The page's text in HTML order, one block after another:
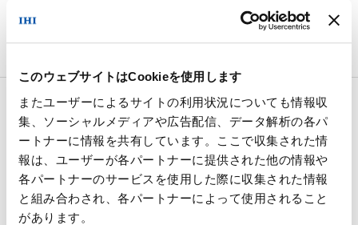
このウェブサイトはCookieを使用します
またユーザーによるサイトの利用状況についても情報収
集、ソーシャルメディアや広告配信、データ解析の各パ
ートナーに情報を共有しています。ここで収集された情
報は、ユーザーが各パートナーに提供された他の情報や
各パートナーのサービスを使用した際に収集された情報
と組み合わされ、各パートナーによって使用されること
があります。
企業情報
トップメッセージ
IHIグループビジョン